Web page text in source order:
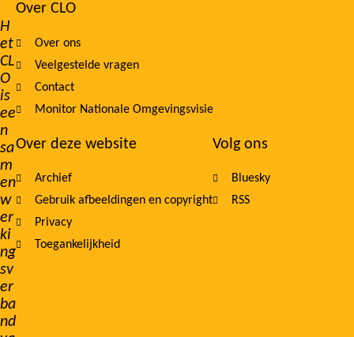
H
et
CL
O
is
ee
n
sa
m
en
w
er
ki
ng
sv
er
ba
nd
Footer
navigation
Over CLO
Over ons
Veelgestelde vragen
Contact
Monitor Nationale Omgevingsvisie
Over deze website
Archief
Gebruik afbeeldingen en copyright
Privacy
Toegankelijkheid
Volg ons
Bluesky
RSS